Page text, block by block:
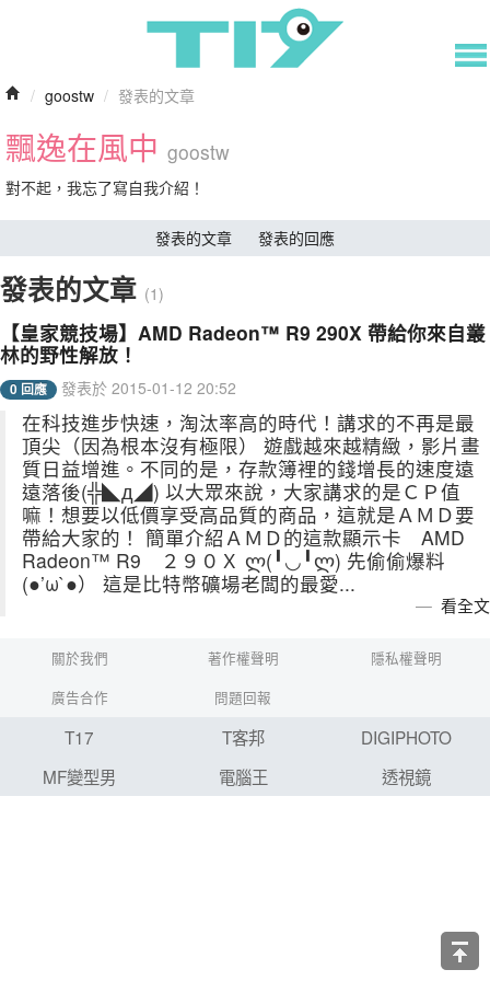
/ goostw / 發表的文章
飄逸在風中 goostw
對不起，我忘了寫自我介紹！
發表的文章 發表的回應
發表的文章 (1)
【皇家競技場】AMD Radeon™ R9 290X 帶給你來自叢
林的野性解放！
0 回應 發表於 2015-01-12 20:52
在科技進步快速，淘汰率高的時代！講求的不再是最
頂尖（因為根本沒有極限） 遊戲越來越精緻，影片畫
質日益增進。不同的是，存款簿裡的錢增長的速度遠
遠落後(╬◣д◢) 以大眾來說，大家講求的是ＣＰ值
嘛！想要以低價享受高品質的商品，這就是ＡＭＤ要
帶給大家的！ 簡單介紹ＡＭＤ的這款顯示卡 AMD
Radeon™ R9 ２９０Ｘ ლ(╹◡╹ლ) 先偷偷爆料
(●’ω`●） 這是比特幣礦場老闆的最愛...
看全文
關於我們 著作權聲明
隱私權聲明
廣告合作
問題回報
T17 T客邦
DIGIPHOTO
MF變型男
電腦王 透視鏡